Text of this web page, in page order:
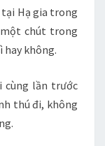
Hạ gia trong
chút trong
hay không.
cùng lần trước
thú đi, không